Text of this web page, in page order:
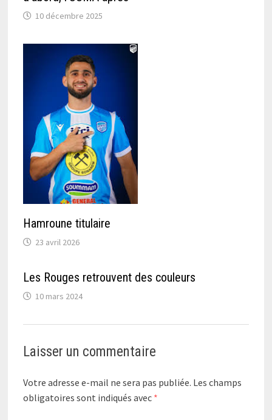
10 décembre 2025
Hamroune titulaire
23 avril 2026
Les Rouges retrouvent des couleurs
10 mars 2024
Laisser un commentaire
Votre adresse e-mail ne sera pas publiée. Les champs
obligatoires sont indiqués avec *